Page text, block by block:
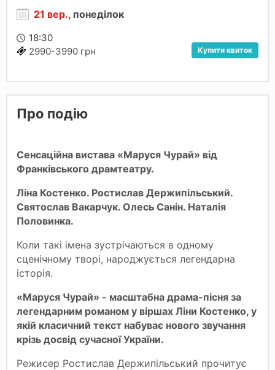
21 вер., понеділок
18:30
2990-3990 грн
Купити квиток
Про подію
Сенсаційна вистава «Маруся Чурай» від
Франківського драмтеатру.
Ліна Костенко. Ростислав Держипільський.
Святослав Вакарчук. Олесь Санін. Наталія
Половинка.
Коли такі імена зустрічаються в одному
сценічному творі, народжується легендарна
історія.
«Маруся Чурай» - масштабна драма-пісня за
легендарним романом у віршах Ліни Костенко, у
якій класичний текст набуває нового звучання
крізь досвід сучасної України.
Режисер Ростислав Держипільський прочитує